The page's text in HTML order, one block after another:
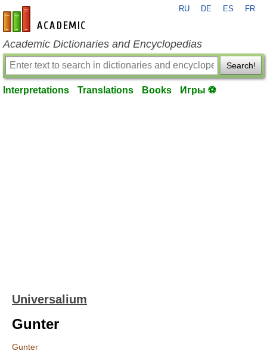
en-academic.com
RU DE ES FR
Academic Dictionaries and Encyclopedias
Search!
Interpretations Translations Books Игры ⚽
Universalium
Gunter
Gunter